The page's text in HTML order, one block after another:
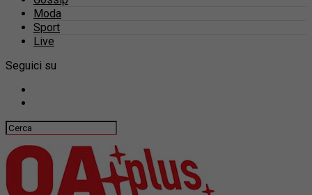
Moda
Sport
Live
Seguici su